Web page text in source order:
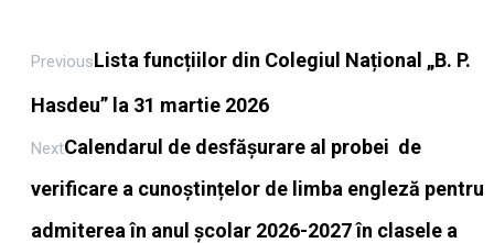
PreviousLista funcțiilor din Colegiul Național „B. P.
Hasdeu” la 31 martie 2026
NextCalendarul de desfășurare al probei de
verificare a cunoștințelor de limba engleză pentru
admiterea în anul școlar 2026-2027 în clasele a